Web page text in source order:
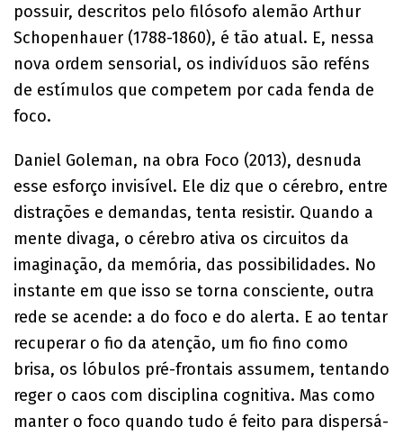
possuir, descritos pelo filósofo alemão Arthur
Schopenhauer (1788-1860), é tão atual. E, nessa
nova ordem sensorial, os indivíduos são reféns
de estímulos que competem por cada fenda de
foco.
Daniel Goleman, na obra Foco (2013), desnuda
esse esforço invisível. Ele diz que o cérebro, entre
distrações e demandas, tenta resistir. Quando a
mente divaga, o cérebro ativa os circuitos da
imaginação, da memória, das possibilidades. No
instante em que isso se torna consciente, outra
rede se acende: a do foco e do alerta. E ao tentar
recuperar o fio da atenção, um fio fino como
brisa, os lóbulos pré-frontais assumem, tentando
reger o caos com disciplina cognitiva. Mas como
manter o foco quando tudo é feito para dispersá-